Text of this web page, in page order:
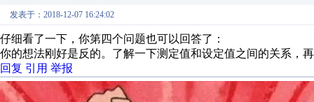
发表于：2018-12-07 16:24:02
仔细看了一下，你第四个问题也可以回答了：
你的想法刚好是反的。了解一下测定值和设定值之间的关系，
回复 引用 举报